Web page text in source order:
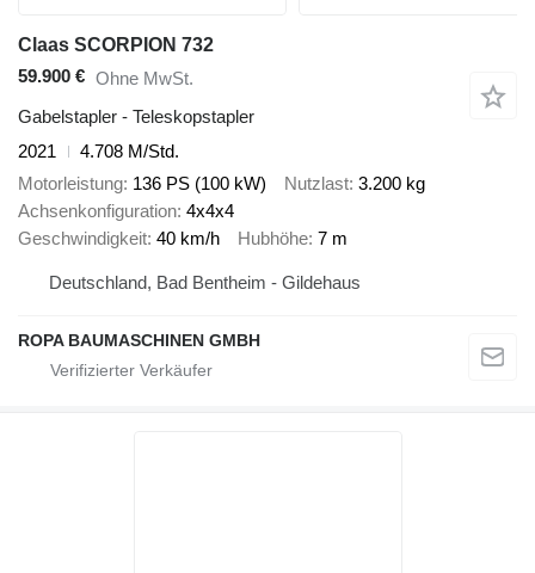
Claas SCORPION 732
59.900 € Ohne MwSt.
Gabelstapler - Teleskopstapler
2021
4.708 M/Std.
Motorleistung 136 PS (100 kW) Nutzlast 3.200 kg
Achsenkonfiguration 4x4x4
Geschwindigkeit 40 km/h Hubhöhe 7 m
Deutschland, Bad Bentheim - Gildehaus
ROPA BAUMASCHINEN GMBH